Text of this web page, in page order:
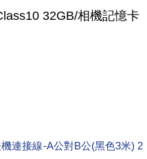
連接線-A公對B公(黑色3米) 2